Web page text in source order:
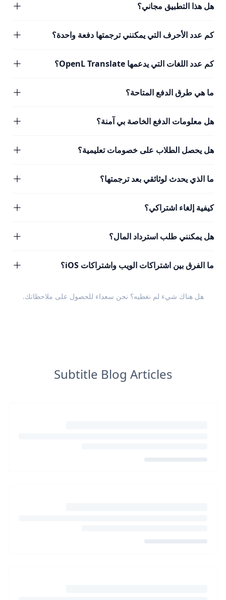
هل هذا التطبيق مجاني؟
كم عدد الأحرف التي يمكنني ترجمتها دفعة واحدة؟
كم عدد اللغات التي يدعمها OpenL Translate؟
ما هي طرق الدفع المتاحة؟
هل معلومات الدفع الخاصة بي آمنة؟
هل يحصل الطلاب على خصومات تعليمية؟
ما الذي يحدث لوثائقي بعد ترجمتها؟
كيفية إلغاء اشتراكي؟
هل يمكنني طلب استرداد المال؟
ما الفرق بين اشتراكات الويب واشتراكات iOS؟
هل هناك شيء لم نغطيه؟ نحن سعداء للحصول على ملاحظاتك.
Subtitle Blog Articles